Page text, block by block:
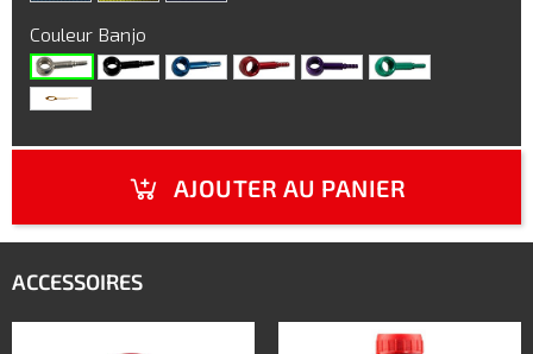
Couleur Banjo
AJOUTER AU PANIER
ACCESSOIRES